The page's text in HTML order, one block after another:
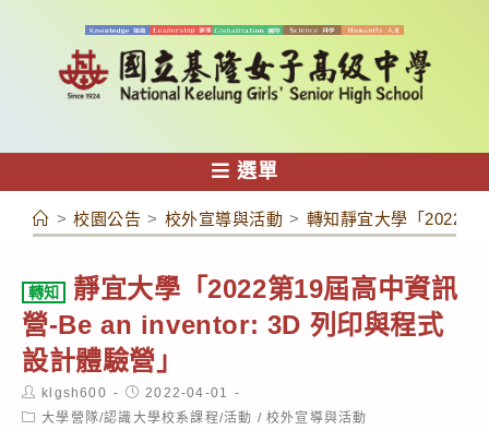
容
選單
> 校園公告 > 校外宣導與活動 > 轉知靜宜大學「2022第
轉知
靜宜大學「2022第19屆高中資訊
營-Be an inventor: 3D 列印與程式
設計體驗營」
Post
author:
klgsh600
Post
published:
2022-04-01
Post大學營隊/認識大學校系課程/活動 / 校外宣導與活動